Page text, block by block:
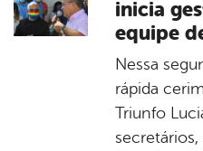
inicia
equipe
Nessa
rápida
Triunfo